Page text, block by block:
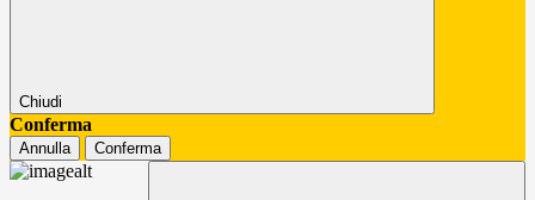
Chiudi
Conferma
Annulla Conferma